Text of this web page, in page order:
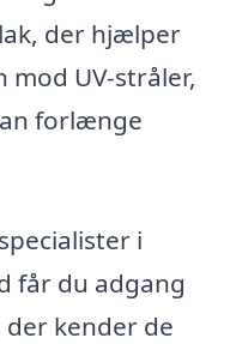
der hjælper
mod UV-stråler,
forlænge
i
får du adgang
kender de